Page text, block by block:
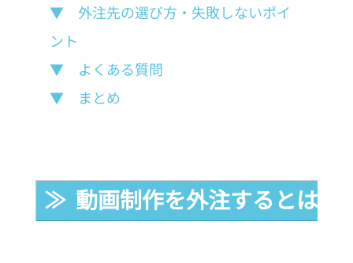
▼　外注先の選び方・失敗しないポイ
ント
▼　よくある質問
▼　まとめ
≫  動画制作を外注するとはど